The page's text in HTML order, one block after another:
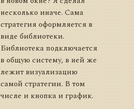
несколько иначе. Сама
стратегия оформляется в
виде библиотеки.
Библиотека подключается
в общую систему, в ней же
лежит визуализацию
самой стратегии. В том
числе и кнопка и график.